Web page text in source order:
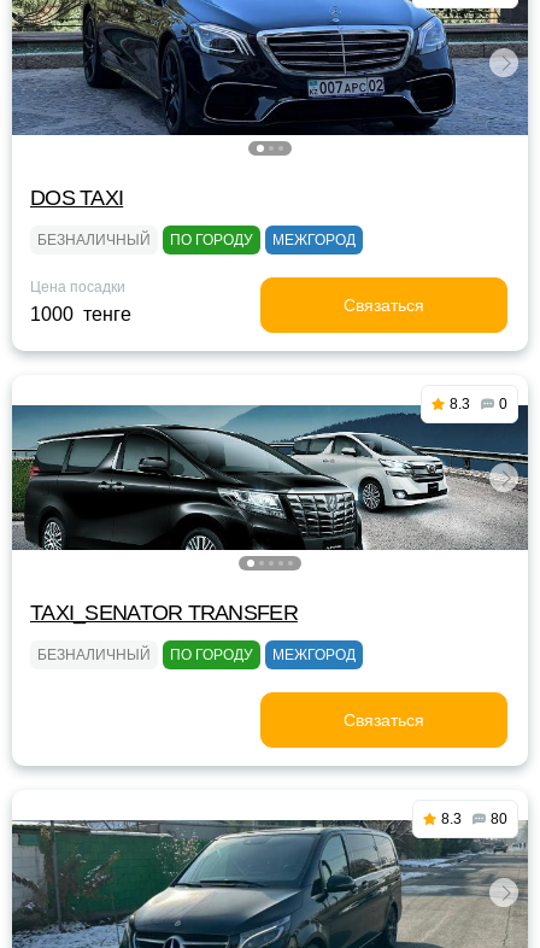
DOS TAXI
БЕЗНАЛИЧНЫЙ ПО ГОРОДУ МЕЖГОРОД
Цена посадки
1000 тенге Связаться
8.3 0
TAXI_SENATOR TRANSFER
БЕЗНАЛИЧНЫЙ ПО ГОРОДУ МЕЖГОРОД
Связаться
8.3 80